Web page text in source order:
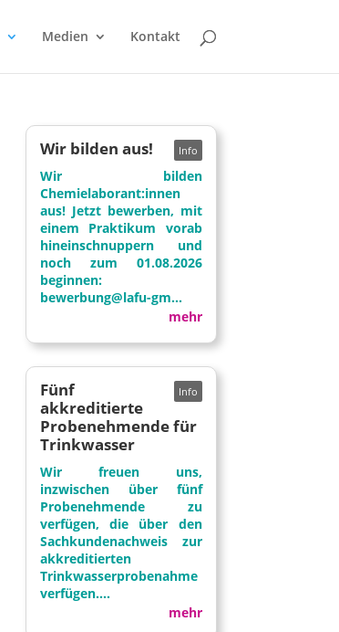
Medien Kontakt
Wir bilden aus!
Wir bilden
Chemielaborant:innen
aus! Jetzt bewerben, mit
einem Praktikum vorab
hineinschnuppern und
noch zum 01.08.2026
beginnen:
bewerbung@lafu-gm...
mehr
Fünf
akkreditierte
Probenehmende für
Trinkwasser
Wir freuen uns,
inzwischen über fünf
Probenehmende zu
verfügen, die über den
Sachkundenachweis zur
akkreditierten
Trinkwasserprobenahme
verfügen....
mehr